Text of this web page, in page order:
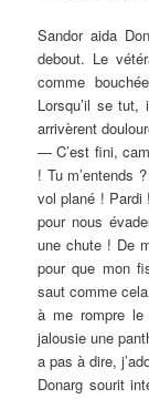
Sandor aida
debout. Le
comme
Lorsqu’il se tut,
arrivèrent
— C’est fini,
! Tu m’entends
vol plané ! Pardi
pour nous
une chute ! De
pour que mon
saut comme
à me rompre
jalousie une
a pas à dire,
Donarg sourit